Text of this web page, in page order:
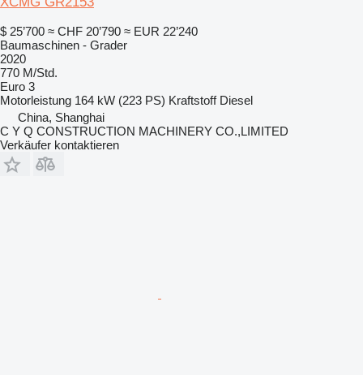
$ 25’700 ≈ CHF 20’790 ≈ EUR 22’240
Baumaschinen - Grader
2020
770 M/Std.
Euro 3
Motorleistung 164 kW (223 PS) Kraftstoff Diesel
China, Shanghai
C Y Q CONSTRUCTION MACHINERY CO.,LIMITED
Verkäufer kontaktieren